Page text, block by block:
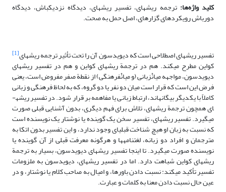
کلید واژه‌ها:ترجمه ریشه­ای، تفسیر ریشه­ای، دیدگاه نزدیک­باش، دیدگاه
دورباش رویکرد‌های گزاره­ای، اصل حمل به صحت.
تفسیر ریشه­ای اصطلاحی است که دیویدسون آن را تحت تأثیر ترجمه ریشه­ای[1]
کواین مطرح می­کند. هم در ترجمة ریشه­ای کواین و هم در تفسیر ریشه­ای
دیویدسون، مواجهه میانْ­زبانی (و میانْ­فرهنگی) از نقطة صفر مفروض است، یعنی
فرض این است که قرار است میان دو نفر یا دو گروه، که به لحاظ فرهنگی و زبانی
کاملاً با یکدیگر بیگانه­اند، ارتباط زبانی یا مفاهمه بر قرار شود. در تفسیر ریشه­
ای همچون ترجمة ریشه­ای، تلاش برای فهم دیگری، بدون آشنایی قبلی صورت
می­گیرد. تفسیر ریشه­ای، تفسیر سخن یک گوینده یا نوشتار یک نویسنده است
که نسبت به زبان او هیچ شناخت قبلی­ای وجود ندارد، و این تفسیر بدون اتکا به
مترجمان و افراد دو زبانه، لغت­نامه­ها و هرگونه معرفت قبلی از آن گوینده یا
نویسنده صورت می­گیرد. تا اینجا تفسیر ریشه­ای دیویدسون، بسیار به ترجمة
ریشه­ای کواین شباهت دارد. اما در تفسیر ریشه­ای، دیویدسون به ملزومات
تفسیر تأکید می­کند: نسبت دادن باورها، و امیال به صاحب کلام یا نوشتار، و در
عین حال نسبت دادن معنا به کلمات و عبارت.